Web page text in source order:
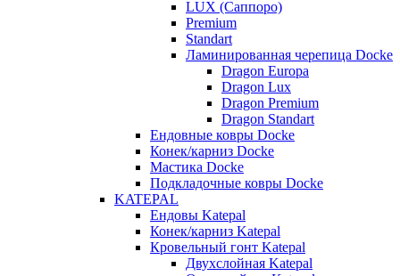
LUX (Саппоро)
Premium
Standart
Ламинированная черепица Docke
Dragon Europa
Dragon Lux
Dragon Premium
Dragon Standart
Ендовные ковры Docke
Конек/карниз Docke
Мастика Docke
Подкладочные ковры Docke
KATEPAL
Ендовы Katepal
Конек/карниз Katepal
Кровельный гонт Katepal
Двухслойная Katepal